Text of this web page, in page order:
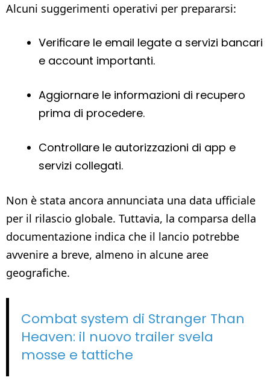
Alcuni suggerimenti operativi per prepararsi:
Verificare le email legate a servizi bancari
e account importanti.
Aggiornare le informazioni di recupero
prima di procedere.
Controllare le autorizzazioni di app e
servizi collegati.
Non è stata ancora annunciata una data ufficiale
per il rilascio globale. Tuttavia, la comparsa della
documentazione indica che il lancio potrebbe
avvenire a breve, almeno in alcune aree
geografiche.
Combat system di Stranger Than
Heaven: il nuovo trailer svela
mosse e tattiche